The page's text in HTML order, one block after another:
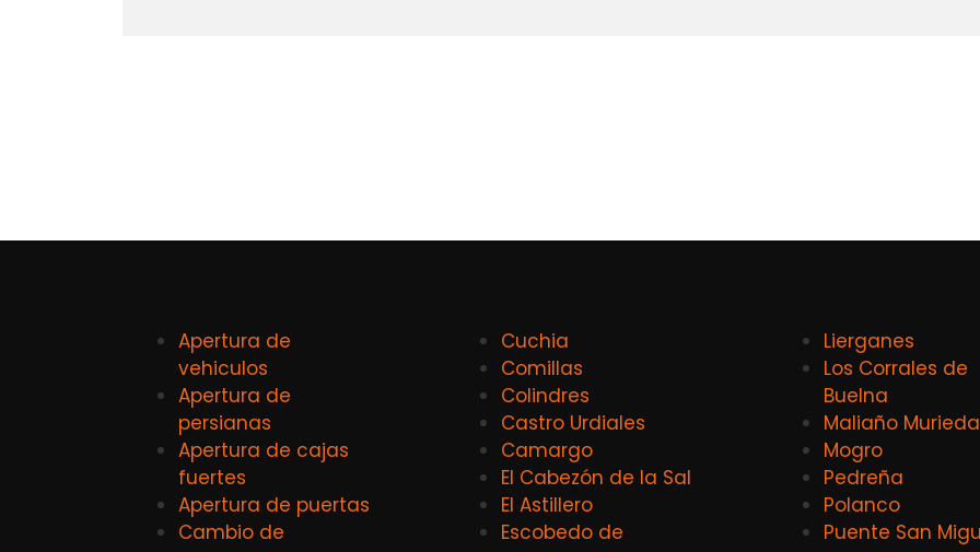
Apertura de
vehiculos
Apertura de
persianas
Apertura de cajas
fuertes
Apertura de puertas
Cambio de
Cuchia
Comillas
Colindres
Castro Urdiales
Camargo
El Cabezón de la Sal
El Astillero
Escobedo de
Lierganes
Los Corrales de
Buelna
Maliaño
Mogro
Pedreña
Polanco
Puente San